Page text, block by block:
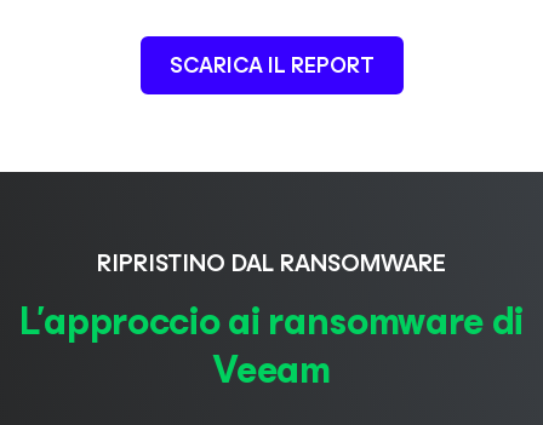
SCARICA IL REPORT
RIPRISTINO DAL RANSOMWARE
L'approccio ai ransomware di
Veeam